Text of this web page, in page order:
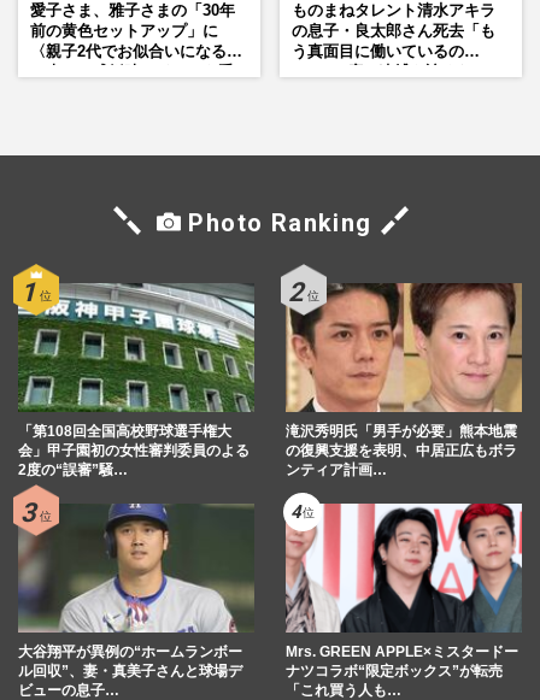
愛子さま、雅子さまの「30年
前の黄色セットアップ」に
〈親子2代でお似合いになる〉
ものまねタレント清水アキラ
の息子・良太郎さん死去「も
う真面目に働いているの
Photo Ranking
「第108回全国高校野球選手権大
会」甲子園初の女性審判委員のよる
2度の“誤審”騒…
滝沢秀明氏「男手が必要」熊本地震
の復興支援を表明、中居正広もボラ
ンティア計画…
大谷翔平が異例の“ホームランボー
ル回収”、妻・真美子さんと球場デ
ビューの息子…
Mrs. GREEN APPLE×ミスタードー
ナツコラボ“限定ボックス”が転売
「これ買う人も…